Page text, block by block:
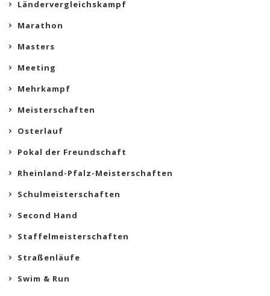
Ländervergleichskampf
Marathon
Masters
Meeting
Mehrkampf
Meisterschaften
Osterlauf
Pokal der Freundschaft
Rheinland-Pfalz-Meisterschaften
Schulmeisterschaften
Second Hand
Staffelmeisterschaften
Straßenläufe
Swim & Run